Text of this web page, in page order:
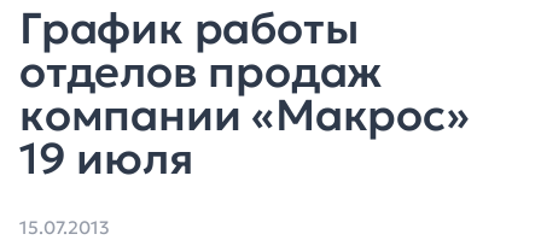
График работы
отделов продаж
компании «Макрос»
19 июля
15.07.2013